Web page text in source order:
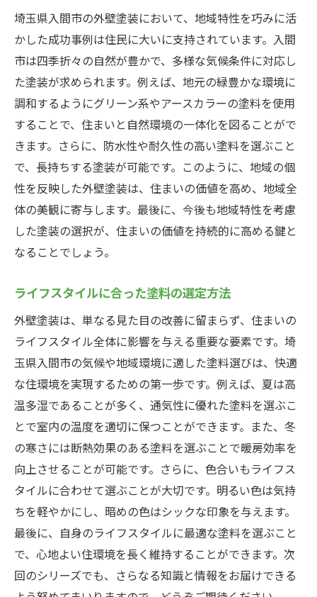
埼玉県入間市の外壁塗装において、地域特性を巧みに活
かした成功事例は住民に大いに支持されています。入間
市は四季折々の自然が豊かで、多様な気候条件に対応し
た塗装が求められます。例えば、地元の緑豊かな環境に
調和するようにグリーン系やアースカラーの塗料を使用
することで、住まいと自然環境の一体化を図ることがで
きます。さらに、防水性や耐久性の高い塗料を選ぶこと
で、長持ちする塗装が可能です。このように、地域の個
性を反映した外壁塗装は、住まいの価値を高め、地域全
体の美観に寄与します。最後に、今後も地域特性を考慮
した塗装の選択が、住まいの価値を持続的に高める鍵と
なることでしょう。
ライフスタイルに合った塗料の選定方法
外壁塗装は、単なる見た目の改善に留まらず、住まいの
ライフスタイル全体に影響を与える重要な要素です。埼
玉県入間市の気候や地域環境に適した塗料選びは、快適
な住環境を実現するための第一歩です。例えば、夏は高
温多湿であることが多く、通気性に優れた塗料を選ぶこ
とで室内の温度を適切に保つことができます。また、冬
の寒さには断熱効果のある塗料を選ぶことで暖房効率を
向上させることが可能です。さらに、色合いもライフス
タイルに合わせて選ぶことが大切です。明るい色は気持
ちを軽やかにし、暗めの色はシックな印象を与えます。
最後に、自身のライフスタイルに最適な塗料を選ぶこと
で、心地よい住環境を長く維持することができます。次
回のシリーズでも、さらなる知識と情報をお届けできる